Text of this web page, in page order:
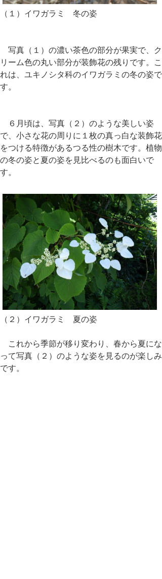
（１）イワガラミ 冬の姿
写真（１）の濃い茶色の部分が果実で、ク
リーム色の丸い部分が装飾花の残りです。こ
れは、ユキノシタ科のイワガラミの冬の姿で
す。
６月頃は、写真（２）のような美しい姿
で、小さな花の周りに１枚の真っ白な装飾花
をつける特徴があるつる性の樹木です。植物
の冬の姿と夏の姿を見比べるのも面白いで
す。
（２）イワガラミ 夏の姿
これから季節が移り変わり、春から夏にな
って写真（２）のような姿を見るのが楽しみ
です。